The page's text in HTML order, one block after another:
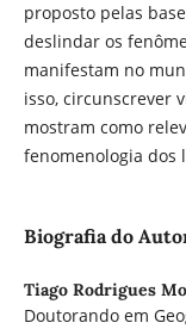
proposto pelas
deslindar os
manifestam no
isso, circunscrever
mostram como
fenomenologia dos
Biografia do
Tiago Rodrigues
Doutorando em